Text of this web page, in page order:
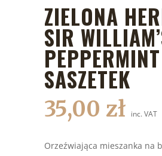
ZIELONA
SIR
SASZETEK
35,00 zł inc. VAT
Orzeźwiająca mieszanka na